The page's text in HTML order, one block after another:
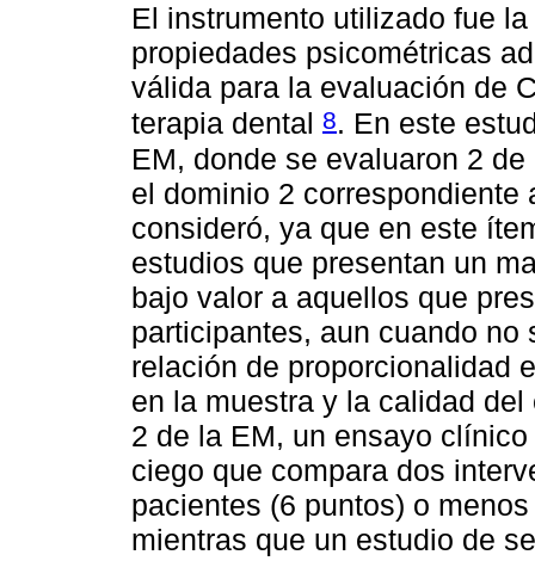
El instrumento utilizado fue
propiedades psicométricas
válida para la evaluación de
terapia dental 8. En este
EM, donde se evaluaron 2
el dominio 2
consideró, ya que en este
estudios que presentan un
bajo valor a aquellos que
participantes, aun cuando
relación de proporcionalidad
en la muestra y la calidad
2 de la EM, un ensayo
ciego que compara dos
pacientes (6 puntos) o
mientras que un estudio de